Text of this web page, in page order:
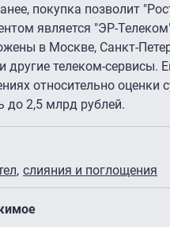
покупка позволит
является "ЭР-
в Москве, Санкт-
другие телеком-сервисы.
относительно
до 2,5 млрд рублей.
слияния и поглощения